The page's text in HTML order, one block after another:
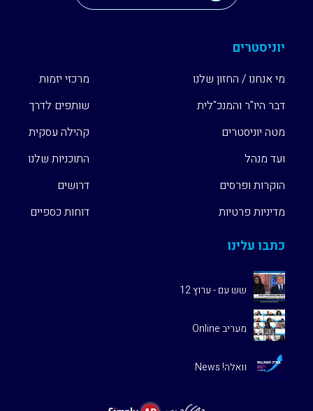
יוניסטרים
מי אנחנו / החזון שלנו
דבר היו"ר והמנכ"לית
מטה יוניסטרים
ועד מנהל
הוקרות ופרסים
מדיניות פרטיות
מרכזי יזמות
שותפים לדרך
קהילה עסקית
התוכניות שלנו
דרושים
דוחות כספיים
כתבו עלינו
שש עם - ערוץ 12
מעריב Online
וואלה! News